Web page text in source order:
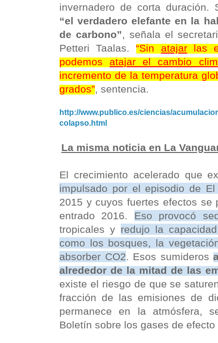
invernadero de corta duración.
“el verdadero elefante en la
de carbono”, señala el
Petteri Taalas.“Sin atajarlas
podemos atajar el cambio
incremento de la temperatura
grados”, sentencia.
http://www.publico.es/ciencias/
colapso.html
La misma noticia en La
El crecimiento acelerado que
impulsado por el episodio de El
2015 y cuyos fuertes efectos se
entrado 2016. Eso provocó
tropicales y redujo la
como los bosques, la
absorber CO2. Esos sumideros
alrededor de la mitad de las
existe el riesgo de que se
fracción de las emisiones de
permanece en la atmósfera,
Boletín sobre los gases de